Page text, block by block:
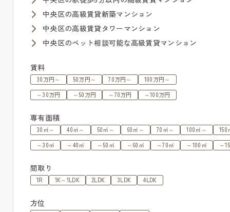
中央区の高級賃貸新築マンション
中央区の高級賃貸タワーマンション
中央区のペット相談可能な高級賃貸マンション
賃料
30万円～ 50万円～ 70万円～
100万円～
～30万円
～50万円 ～70万円 ～100万円
専有面積
30㎡～ 40㎡～ 50㎡～ 60㎡～ 70㎡～ 100㎡～ 150
～30㎡
～40㎡ ～50㎡ ～60㎡ ～70㎡ ～100㎡ ～
間取り
1R 1K～1LDK 2LDK 3LDK 4LDK
方位